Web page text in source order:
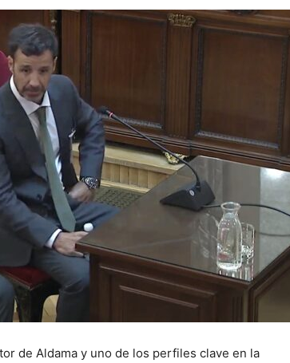
de Aldama y uno de los perfiles clave en la